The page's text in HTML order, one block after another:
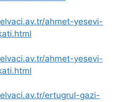
ahmet-yesevi-
ahmet-yesevi-
ertugrul-gazi-